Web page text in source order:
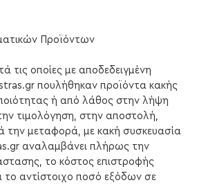
Προϊόντων
τις οποίες με αποδεδειγμένη
πουλήθηκαν προϊόντα κακής
ή από λάθος στην λήψη
τιμολόγηση, στην αποστολή,
την μεταφορά, με κακή συσκευασία
αναλαμβάνει πλήρως την
το κόστος επιστροφής
το αντίστοιχο ποσό εξόδων σε